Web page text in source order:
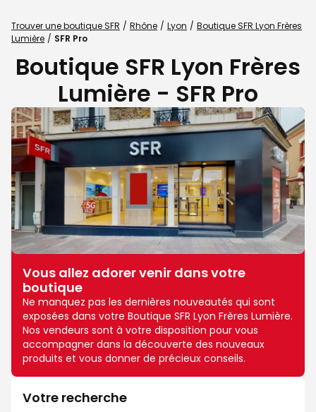
Trouver une boutique SFR Rhône Lyon
Boutique SFR Lyon Frères
Lumière
SFR Pro
Boutique SFR Lyon Frères
Lumière - SFR Pro
Vous allez adorer venir dans votre
boutique
Ne manquez pas les dernières nouveautés qui sont
exposées dans votre Boutique SFR Lyon Frères Lumière.
Nos vendeurs sont à votre disposition pour vous
accompagner dans la découverte des nouveaux
produits et vous donner de précieux conseils.
Votre recherche